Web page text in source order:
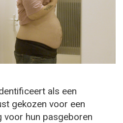
als een
gekozen voor een
voor hun pasgeboren